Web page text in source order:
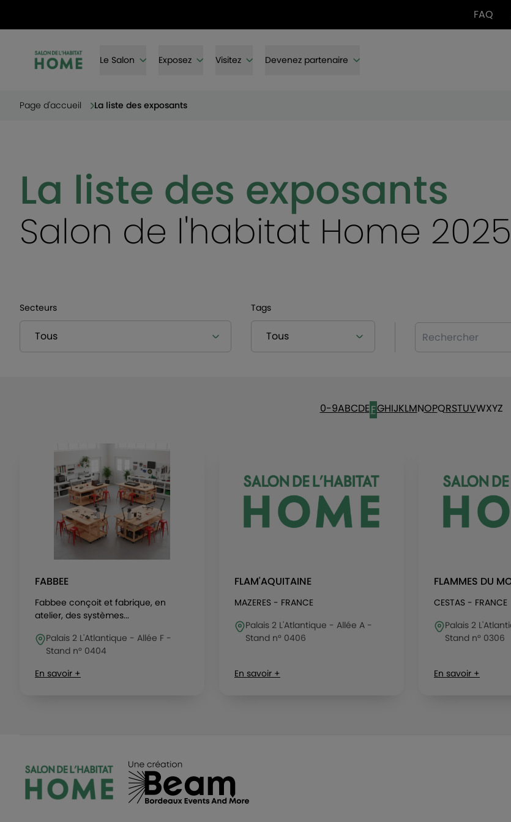
FAQ
Le Salon Exposez Visitez Devenez partenaire
Page d'accueil La liste des exposants
La liste des exposants
Salon de l'habitat Home 2025
Secteurs Tags
Rechercher
0-9ABCDEFGHIJKLMNOPQRSTUVWXYZ
FABBEE
Fabbee conçoit et fabrique, en
atelier, des systèmes...
Palais 2 L'Atlantique - Allée F -
Stand n° 0404
En savoir +
FLAM'AQUITAINE
MAZERES - FRANCE
Palais 2 L'Atlantique - Allée A -
Stand n° 0406
En savoir +
FLAMMES DU
CESTAS - FRANCE
Palais 2
Stand n° 0306
En savoir +